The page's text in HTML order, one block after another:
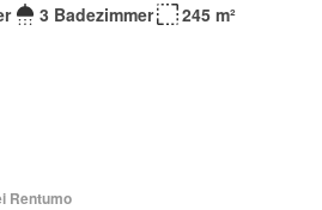
3 Badezimmer
245 m²
Rentumo